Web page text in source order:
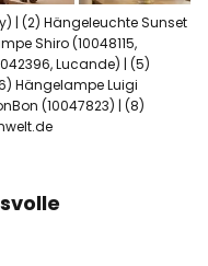
| (2) Hängeleuchte Sunset
Shiro (10048115,
Lucande) | (5)
Hängelampe Luigi
(10047823) | (8)